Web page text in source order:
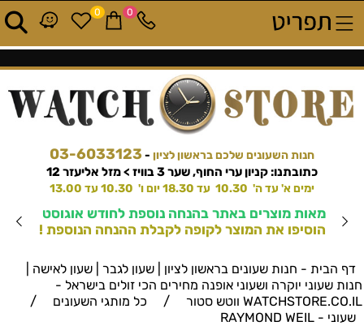
חנות השעונים שלכם בראשון לציון -
03-6033123
כתובתנו: קניון ערי החוף, שער 3 בוויז > מזל אליעזר 12
ימים א' עד ה' 10.30 עד 18.30 יום ו' 10.30 עד 13.00
מאות מוצרים באתר בהנחה נוספת לחודש אוגוסט
הוסיפו את המוצר לקופה לקבלת ההנחה הנוספת !
0 0
דף הבית - חנות שעונים בראשון לציון | שעון לגבר | שעון לאישה |
חנות שעוני יוקרה ושעוני אופנה מחירים הכי זולים בישראל -
WATCHSTORE.CO.IL ווטש סטור
/ כל מותגי השעונים /
שעוני - RAYMOND WEIL